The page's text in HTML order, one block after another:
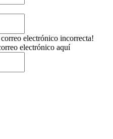
electrónico incorrecta!
electrónico aquí